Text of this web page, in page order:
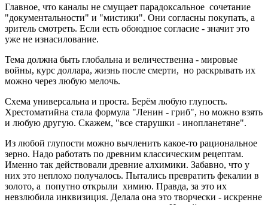
Главное, что каналы не смущает парадоксальное сочетание
"документальности" и "мистики". Они согласны покупать, а
зритель смотреть. Если есть обоюдное согласие - значит это
уже не изнасилование.
Тема должна быть глобальна и величественна - мировые
войны, курс доллара, жизнь после смерти, но раскрывать их
можно через любую мелочь.
Схема универсальна и проста. Берём любую глупость.
Хрестоматийна стала формула "Ленин - гриб", но можно взять
и любую другую. Скажем, "все старушки - инопланетяне".
Из любой глупости можно вычленить какое-то рациональное
зерно. Надо работать по древним классическим рецептам.
Именно так действовали древние алхимики. Забавно, что у
них это неплохо получалось. Пытались превратить фекалии в
золото, а попутно открыли химию. Правда, за это их
невзлюбила инквизиция. Делала она это творчески - искренне